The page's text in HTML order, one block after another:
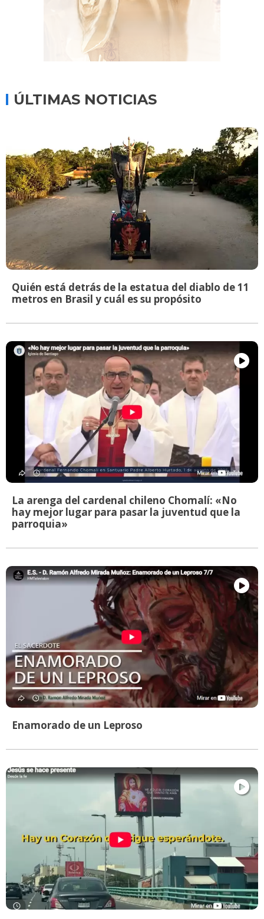
ÚLTIMAS NOTICIAS
Quién está detrás de la estatua del diablo de 11
metros en Brasil y cuál es su propósito
La arenga del cardenal chileno Chomalí: «No
hay mejor lugar para pasar la juventud que la
parroquia»
Enamorado de un Leproso